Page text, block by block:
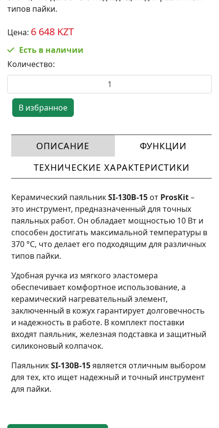
типов пайки.
Цена: 6 648 KZT
Есть в наличии
Количество:
ОПИСАНИЕ
ФУНКЦИИ
ТЕХНИЧЕСКИЕ ХАРАКТЕРИСТИКИ
Керамический паяльникSI-130B-15 от ProsKit–
это инструмент, предназначенный для точных
паяльных работ. Он обладает мощностью 10 Вт и
способен достигать максимальной температуры в
370 °C, что делает его подходящим для различных
типов пайки.
Удобная ручка из мягкого эластомера
обеспечивает комфортное использование, а
керамический нагревательный элемент,
заключенный в кожух гарантирует долговечность
и надежность в работе. В комплект поставки
входят паяльник, железная подставка и защитный
силиконовый колпачок.
ПаяльникSI-130B-15является отличным выбором
для тех, кто ищет надежный и точный инструмент
для пайки.